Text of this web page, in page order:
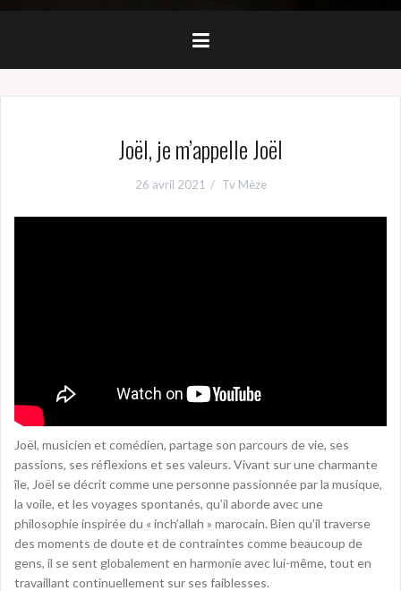
Joël, je m’appelle Joël
26 avril 2021 Tv Mèze
Joël, musicien et comédien, partage son parcours de vie, ses
passions, ses réflexions et ses valeurs. Vivant sur une charmante
île, Joël se décrit comme une personne passionnée par la musique,
la voile, et les voyages spontanés, qu’il aborde avec une
philosophie inspirée du « inch’allah » marocain. Bien qu’il traverse
des moments de doute et de contraintes comme beaucoup de
gens, il se sent globalement en harmonie avec lui-même, tout en
travaillant continuellement sur ses faiblesses.